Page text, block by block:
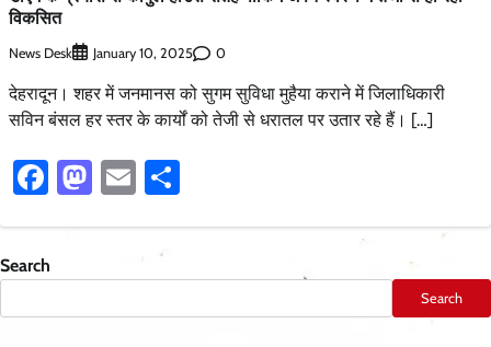
विकसित
News Desk January 10, 2025 0
देहरादून। शहर में जनमानस को सुगम सुविधा मुहैया कराने में जिलाधिकारी
सविन बंसल हर स्तर के कार्यों को तेजी से धरातल पर उतार रहे हैं। […]
Facebook
Mastodon
Email
Search
Search